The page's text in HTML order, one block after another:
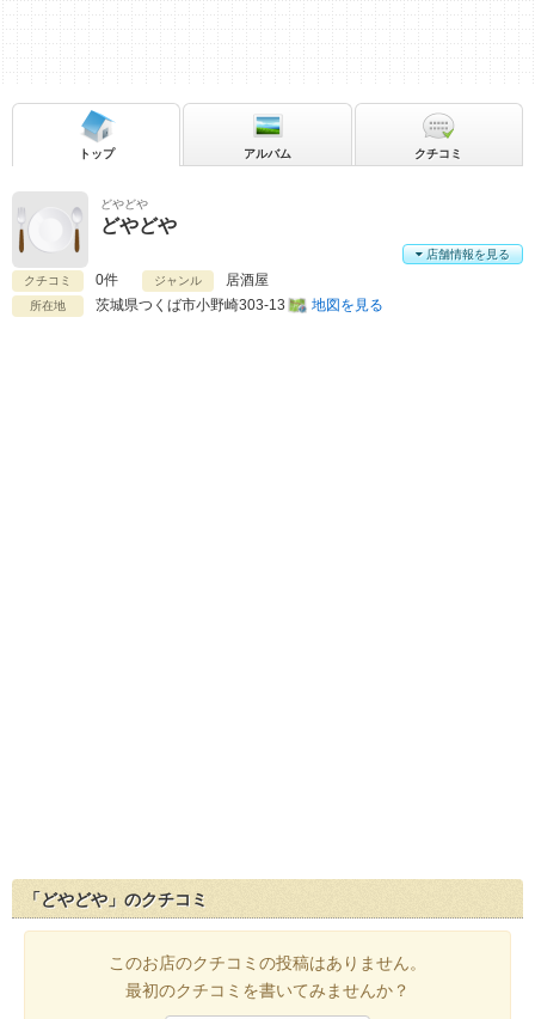
どやどや
どやどや
クチコミ 0件 ジャンル 居酒屋
所在地 茨城県つくば市小野崎303-13 地図を見る
店舗情報を見る
トップ アルバム クチコミ
「どやどや」のクチコミ
このお店のクチコミの投稿はありません。
最初のクチコミを書いてみませんか？